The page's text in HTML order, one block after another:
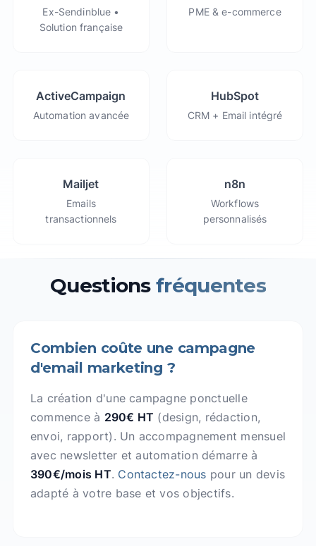
Ex-Sendinblue •
Solution française
PME & e-commerce
ActiveCampaign
Automation avancée
HubSpot
CRM + Email intégré
Mailjet
Emails
transactionnels
n8n
Workflows
personnalisés
Questions fréquentes
Combien coûte une campagne
d'email marketing ?
La création d'une campagne ponctuelle
commence à 290€ HT (design, rédaction,
envoi, rapport). Un accompagnement mensuel
avec newsletter et automation démarre à
390€/mois HT. Contactez-nous pour un devis
adapté à votre base et vos objectifs.